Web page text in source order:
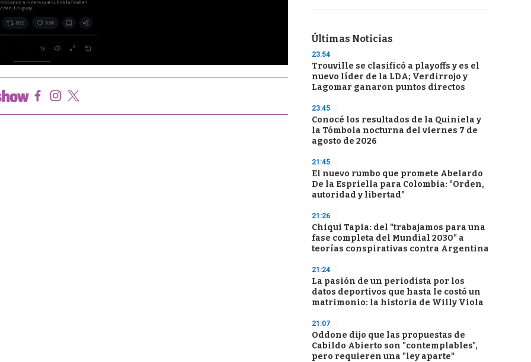
Últimas Noticias
23:54
Trouville se clasificó a playoffs y es el
nuevo líder de la LDA; Verdirrojo y
Lagomar ganaron puntos directos
23:45
Conocé los resultados de la Quiniela y
la Tómbola nocturna del viernes 7 de
agosto de 2026
21:45
El nuevo rumbo que promete Abelardo
De la Espriella para Colombia: "Orden,
autoridad y libertad"
21:26
Chiqui Tapia: del "trabajamos para una
fase completa del Mundial 2030" a
teorías conspirativas contra Argentina
21:24
La pasión de un periodista por los
datos deportivos que hasta le costó un
matrimonio: la historia de Willy Viola
21:07
Oddone dijo que las propuestas de
Cabildo Abierto son "contemplables",
pero requieren una "ley aparte"